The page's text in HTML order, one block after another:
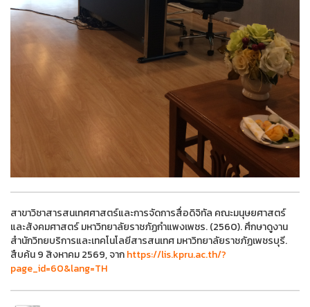
สาขาวิชาสารสนเทศศาสตร์และการจัดการสื่อดิจิทัล คณะมนุษยศาสตร์
และสังคมศาสตร์ มหาวิทยาลัยราชภัฏกำแพงเพชร. (2560). ศึกษาดูงาน
สำนักวิทยบริการและเทคโนโลยีสารสนเทศ มหาวิทยาลัยราชภัฏเพชรบุรี.
สืบค้น 9 สิงหาคม 2569, จากhttps://lis.kpru.ac.th/?
page_id=60&lang=TH